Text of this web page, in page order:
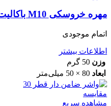
مهره خروسکی M10 باکالیت مغز استیل
اتمام موجودی
اطلاعات بیشتر
وزن 50 گرم
ابعاد 80 × 50 میلی‌متر
مقایسه
مشاهده سریع